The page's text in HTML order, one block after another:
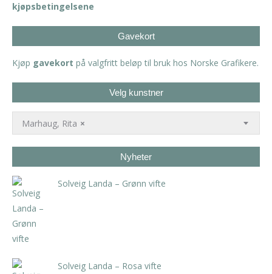
kjøpsbetingelsene
Gavekort
Kjøp gavekort på valgfritt beløp til bruk hos Norske Grafikere.
Velg kunstner
×
Marhaug, Rita
Nyheter
Solveig Landa – Grønn vifte
Solveig Landa – Rosa vifte